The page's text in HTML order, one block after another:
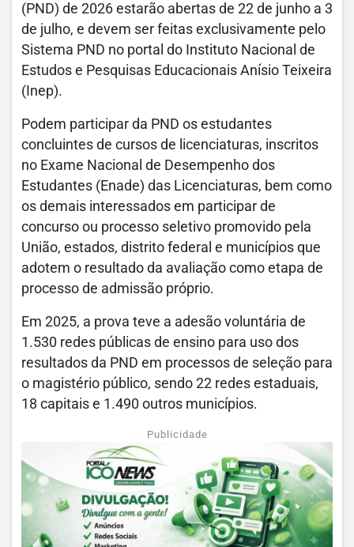
(PND) de 2026 estarão abertas de 22 de junho a 3
de julho, e devem ser feitas exclusivamente pelo
Sistema PND no portal do Instituto Nacional de
Estudos e Pesquisas Educacionais Anísio Teixeira
(Inep).
Podem participar da PND os estudantes
concluintes de cursos de licenciaturas, inscritos
no Exame Nacional de Desempenho dos
Estudantes (Enade) das Licenciaturas, bem como
os demais interessados em participar de
concurso ou processo seletivo promovido pela
União, estados, distrito federal e municípios que
adotem o resultado da avaliação como etapa de
processo de admissão próprio.
Em 2025, a prova teve a adesão voluntária de
1.530 redes públicas de ensino para uso dos
resultados da PND em processos de seleção para
o magistério público, sendo 22 redes estaduais,
18 capitais e 1.490 outros municípios.
Publicidade